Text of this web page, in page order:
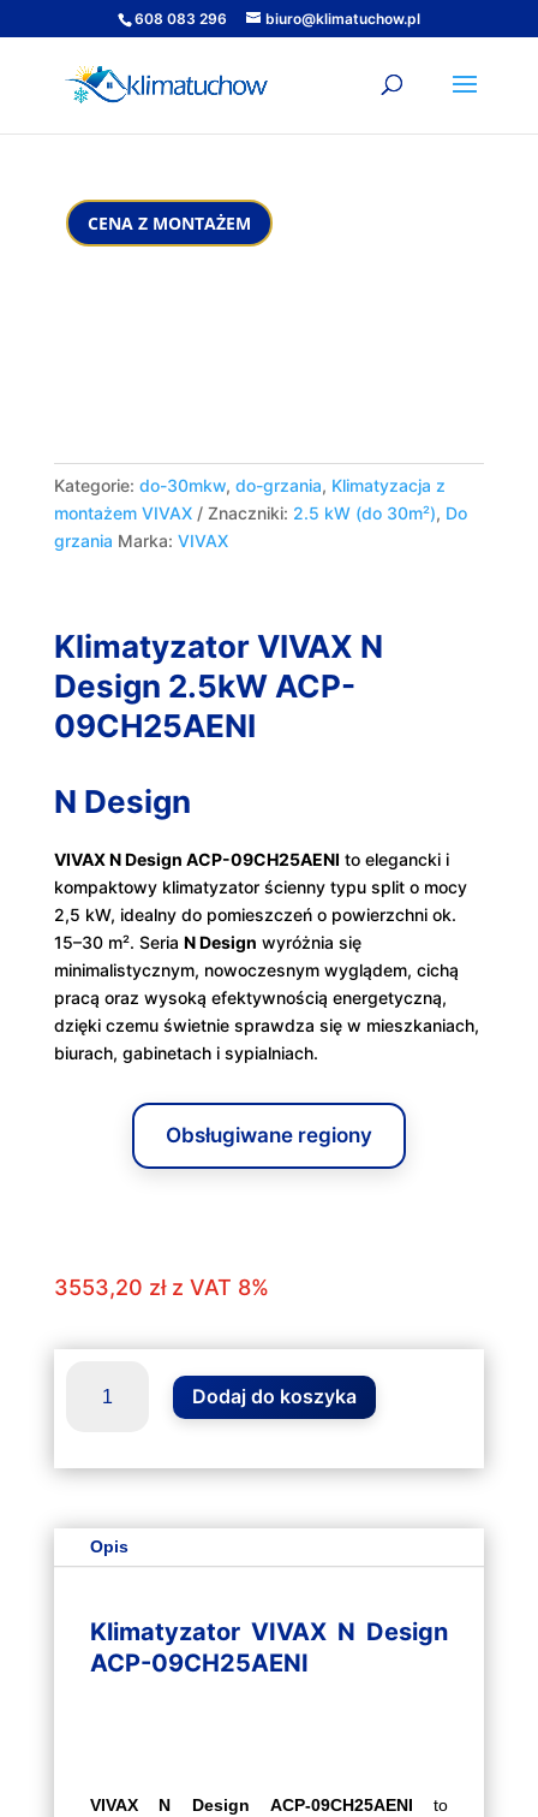
608 083 296 biuro@klimatuchow.pl
Kategorie: do-30mkw, do-grzania, Klimatyzacja z
montażem VIVAX
Znaczniki: 2.5 kW (do 30m²), Do
grzania Marka: VIVAX
Klimatyzator VIVAX N
Design 2.5kW ACP-
09CH25AENI
N Design
VIVAX N Design ACP-09CH25AENI to elegancki i
kompaktowy klimatyzator ścienny typu split o mocy
2,5 kW, idealny do pomieszczeń o powierzchni ok.
15–30 m². Seria N Design wyróżnia się
minimalistycznym, nowoczesnym wyglądem, cichą
pracą oraz wysoką efektywnością energetyczną,
dzięki czemu świetnie sprawdza się w mieszkaniach,
biurach, gabinetach i sypialniach.
Obsługiwane regiony
3553,20 zł z VAT 8%
Klimatyzator
ACP-
09CH25AENI
Dodaj do koszyka
Opis
Klimatyzator VIVAX N Design
ACP-09CH25AENI
VIVAX N Design ACP-09CH25AENI to